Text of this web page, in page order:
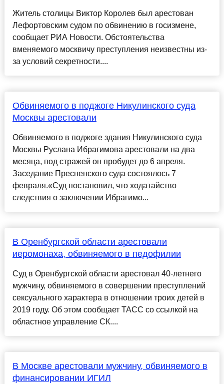
Житель столицы Виктор Королев был арестован
Лефортовским судом по обвинению в госизмене,
сообщает РИА Новости. Обстоятельства
вменяемого москвичу преступления неизвестны из-
за условий секретности....
Обвиняемого в поджоге Никулинского суда
Москвы арестовали
Обвиняемого в поджоге здания Никулинского суда
Москвы Руслана Ибрагимова арестовали на два
месяца, под стражей он пробудет до 6 апреля.
Заседание Пресненского суда состоялось 7
февраля.«Суд постановил, что ходатайство
следствия о заключении Ибрагимо...
В Оренбургской области арестовали
иеромонаха, обвиняемого в педофилии
Суд в Оренбургской области арестовал 40-летнего
мужчину, обвиняемого в совершении преступлений
сексуального характера в отношении троих детей в
2019 году. Об этом сообщает ТАСС со ссылкой на
областное управление СК....
В Москве арестовали мужчину, обвиняемого в
финансировании ИГИЛ